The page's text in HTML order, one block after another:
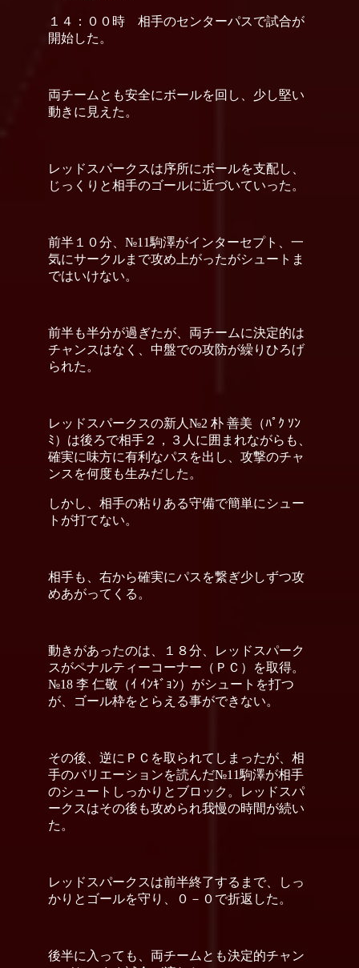
１４：００時 相手のセンターパスで試合が
開始した。
両チームとも安全にボールを回し、少し堅い
動きに見えた。
レッドスパークスは序所にボールを支配し、
じっくりと相手のゴールに近づいていった。
前半１０分、№11駒澤がインターセプト、一
気にサークルまで攻め上がったがシュートま
ではいけない。
前半も半分が過ぎたが、両チームに決定的は
チャンスはなく、中盤での攻防が繰りひろげ
られた。
レッドスパークスの新人№2 朴 善美（ﾊﾟｸ ｿﾝ
ﾐ）は後ろで相手２，３人に囲まれながらも、
確実に味方に有利なパスを出し、攻撃のチャ
ンスを何度も生みだした。
しかし、相手の粘りある守備で簡単にシュー
トが打てない。
相手も、右から確実にパスを繋ぎ少しずつ攻
めあがってくる。
動きがあったのは、１８分、レッドスパーク
スがペナルティーコーナー（ＰＣ）を取得。
№18 李 仁敬（ｲ ｲﾝｷﾞｮﾝ）がシュートを打つ
が、ゴール枠をとらえる事ができない。
その後、逆にＰＣを取られてしまったが、相
手のバリエーションを読んだ№11駒澤が相手
のシュートしっかりとブロック。レッドスパ
ークスはその後も攻められ我慢の時間が続い
た。
レッドスパークスは前半終了するまで、しっ
かりとゴールを守り、０－０で折返した。
後半に入っても、両チームとも決定的チャン